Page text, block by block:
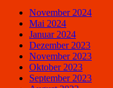
November 2024
Mai 2024
Januar 2024
Dezember 2023
November 2023
Oktober 2023
September 2023